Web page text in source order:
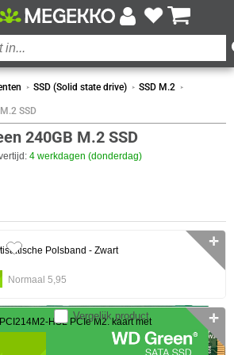
SSD (Solid state drive) SSD M.2
SSD
240GB M.2 SSD
4 werkdagen (donderdag)
30 dagen bedenktermijn!
Vergelijk product
Polsband - Zwart
Normaal 5,95
✛
HSL PCIe M2. kaart met
✛